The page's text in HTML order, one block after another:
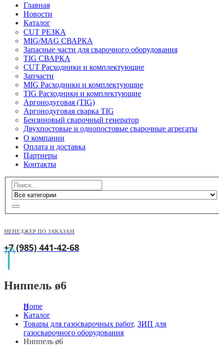
Главная
Новости
Каталог
CUT РЕЗКА
MIG/MAG СВАРКА
Запасные части для сварочного оборудования
TIG СВАРКА
CUT Расходники и комплектующие
Запчасти
MIG Расходники и комплектующие
TIG Расходники и комплектующие
Аргонодуговая (TIG)
Аргонодуговая сварка TIG
Бензиновый сварочный генератор
Двухпостовые и однопостовые сварочные агрегаты
О компании
Оплата и доставка
Партнеры
Контакты
МЕНЕДЖЕР ПО ЗАКАЗАМ
+7 (985) 441-42-68
Ниппель ø6
Home
Каталог
Товары для газосварочных работ, ЗИП для
газосварочного оборудования
Ниппель ø6